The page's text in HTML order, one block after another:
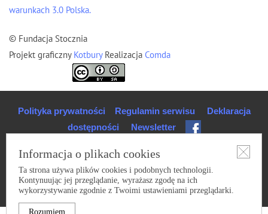
warunkach 3.0 Polska.
© Fundacja Stocznia
Projekt graficzny Kotbury Realizacja Comda
Informacja o plikach cookies
Ta strona używa plików cookies i podobnych technologii.
Kontynuując jej przeglądanie, wyrażasz zgodę na ich
wykorzystywanie zgodnie z Twoimi ustawieniami przeglądarki.
Rozumiem
Polityka prywatności Regulamin serwisu
Deklaracja
dostępności
Newsletter